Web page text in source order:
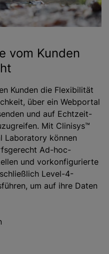
vom Kunden
Kunden die Flexibilität
über ein Webportal
und auf Echtzeit-
Mit Clinisys™
Laboratory können
Ad-hoc-
und vorkonfigurierte
Level-4-
um auf ihre Daten